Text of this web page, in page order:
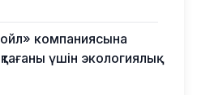
компаниясына
үшін экологиялық